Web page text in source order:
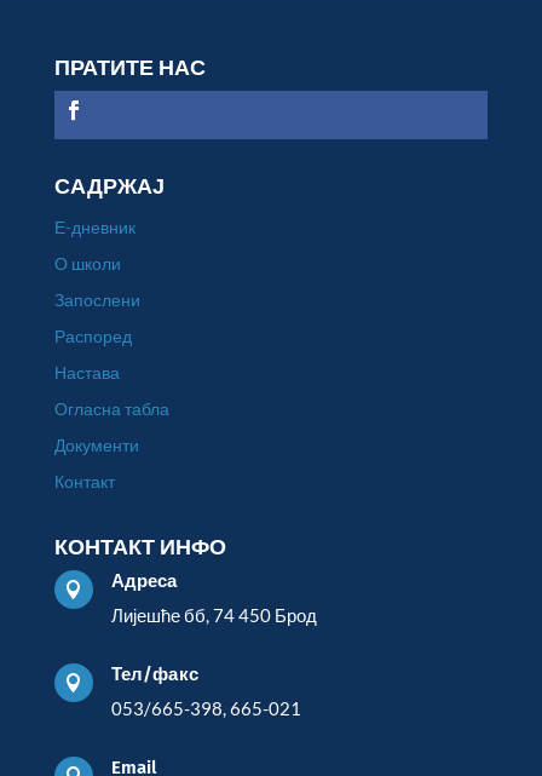
ПРАТИТЕ НАС
САДРЖАЈ
Е-дневник
О школи
Запослени
Распоред
Настава
Огласна табла
Документи
Контакт
КОНТАКТ ИНФО

Адреса
Лијешће бб, 74 450 Брод

Тел/факс
053/665-398, 665-021
Email